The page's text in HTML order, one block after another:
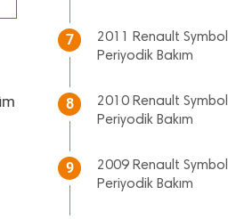
7
2011 Renault
Periyodik Bakım
8
2010 Renault
Periyodik Bakım
9
2009 Renault
Periyodik Bakım